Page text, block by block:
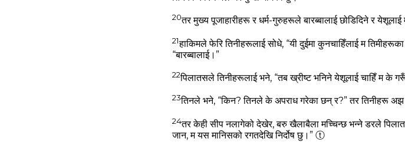
20तर मुख्‍य पूजाहारीहरू र धर्म-गुरुहरूले बारब्‍बालाई छोडिदिने र येशूलाई
21हाकिमले फेरि तिनीहरूलाई सोधे, “यी दुईमा कुनचाहिँलाई म
“बारब्‍बालाई।”
22पिलातसले तिनीहरूलाई भने, “तब ख्रीष्‍ट भनिने येशूलाई चाहिँ म के
23तिनले भने, “किन? तिनले के अपराध गरेका छन्‌ र?”तर तिनीहरू अझ
24तर केही सीप नलागेको देखेर, बरु खैलाबैला मच्‍चिन्‍छ भन्‍ने डरले
जान, म यस मानिसको रगतदेखि निर्दोष छु।” ⓣ